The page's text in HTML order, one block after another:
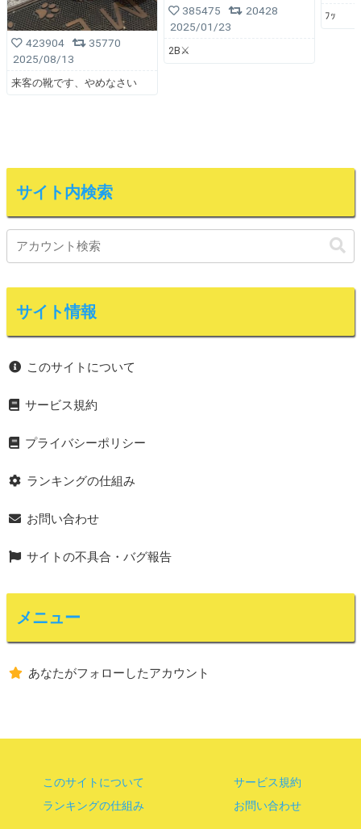
423904
35770
2025/08/13
来客の靴です、やめなさい
385475
20428
2025/01/23
2B⚔️
ﾌｯ
サイト内検索
サイト情報
このサイトについて
サービス規約
プライバシーポリシー
ランキングの仕組み
お問い合わせ
サイトの不具合・バグ報告
メニュー
あなたがフォローしたアカウント
このサイトについて
サービス規約
ランキングの仕組み
お問い合わせ